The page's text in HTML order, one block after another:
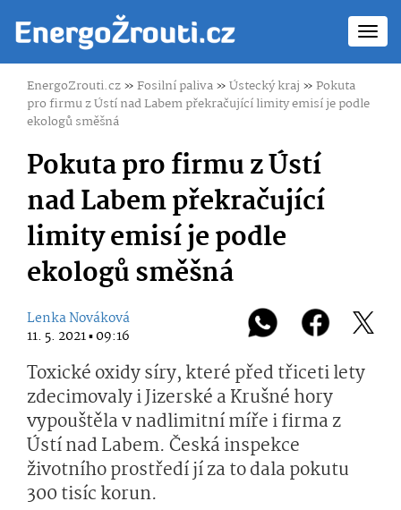
EnergoZrouti.cz»Fosilní paliva»Ústecký kraj »Pokuta
pro firmu z Ústí nad Labem překračující limity emisí je podle
ekologů směšná
Pokuta pro firmu z Ústí
nad Labem překračující
limity emisí je podle
ekologů směšná
Lenka Nováková
11. 5. 2021 ▪ 09:16
Toxické oxidy síry, které před třiceti lety
zdecimovaly i Jizerské a Krušné hory
vypouštěla v nadlimitní míře i firma z
Ústí nad Labem. Česká inspekce
životního prostředí jí za to dala pokutu
300 tisíc korun.